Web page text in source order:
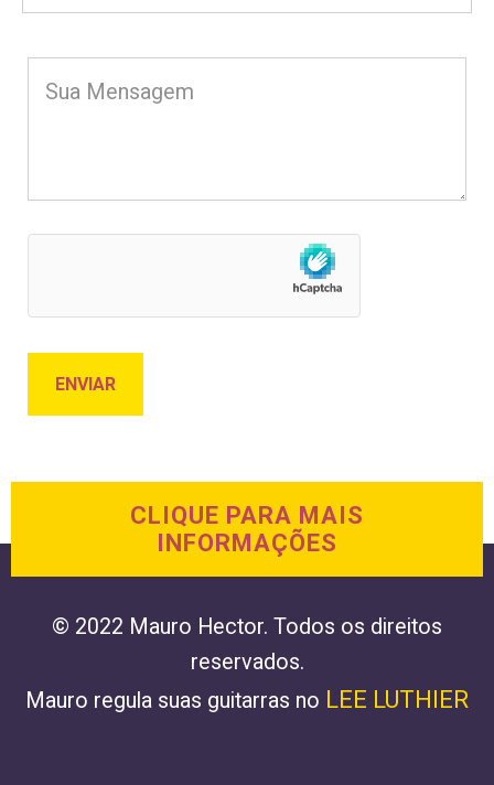
CLIQUE PARA MAIS
INFORMAÇÕES
© 2022 Mauro Hector. Todos os direitos
reservados.
Mauro regula suas guitarras no LEE LUTHIER